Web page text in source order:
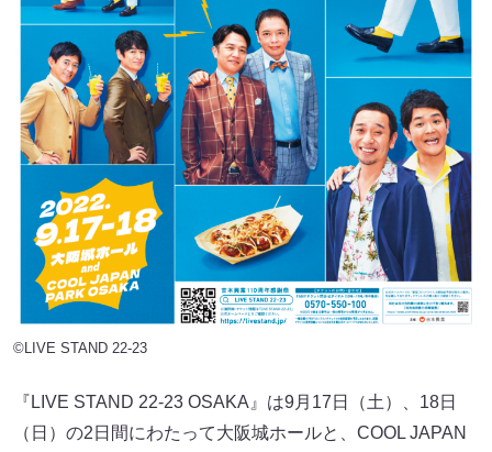
©LIVE STAND 22-23
『LIVE STAND 22-23 OSAKA』は9月17日（土）、18日
（日）の2日間にわたって大阪城ホールと、COOL JAPAN